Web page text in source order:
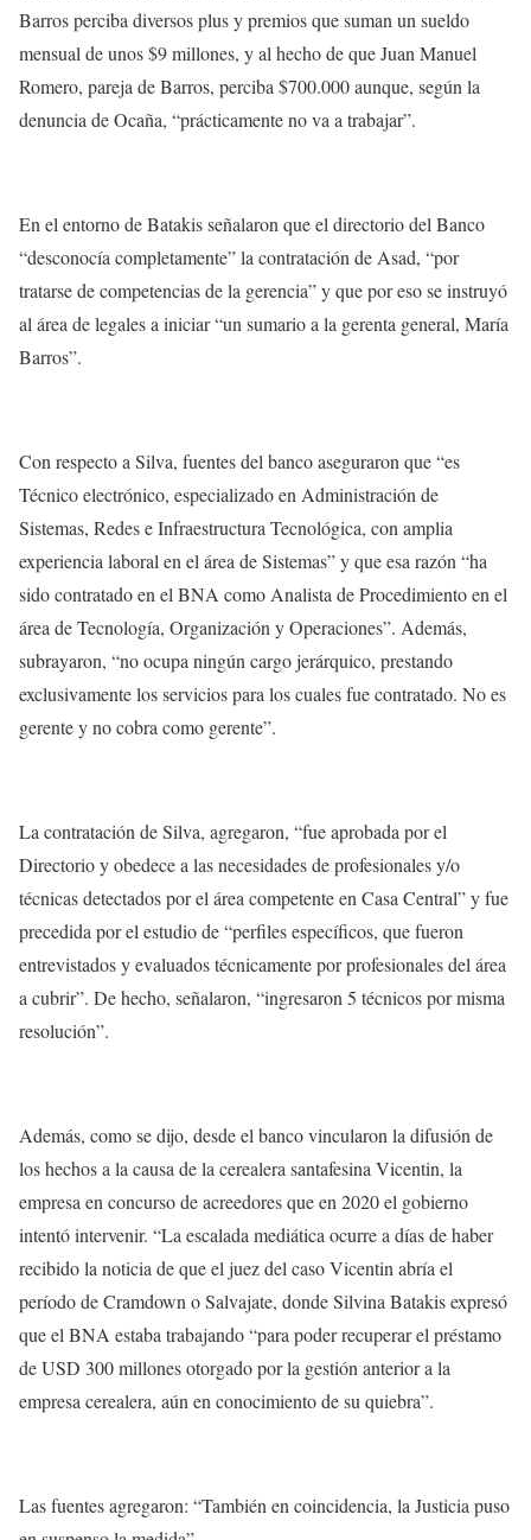
Barros perciba diversos plus y premios que suman un sueldo
mensual de unos $9 millones, y al hecho de que Juan Manuel
Romero, pareja de Barros, perciba $700.000 aunque, según la
denuncia de Ocaña, “prácticamente no va a trabajar”.
En el entorno de Batakis señalaron que el directorio del Banco
“desconocía completamente” la contratación de Asad, “por
tratarse de competencias de la gerencia” y que por eso se instruyó
al área de legales a iniciar “un sumario a la gerenta general, María
Barros”.
Con respecto a Silva, fuentes del banco aseguraron que “es
Técnico electrónico, especializado en Administración de
Sistemas, Redes e Infraestructura Tecnológica, con amplia
experiencia laboral en el área de Sistemas” y que esa razón “ha
sido contratado en el BNA como Analista de Procedimiento en el
área de Tecnología, Organización y Operaciones”. Además,
subrayaron, “no ocupa ningún cargo jerárquico, prestando
exclusivamente los servicios para los cuales fue contratado. No es
gerente y no cobra como gerente”.
La contratación de Silva, agregaron, “fue aprobada por el
Directorio y obedece a las necesidades de profesionales y/o
técnicas detectados por el área competente en Casa Central” y fue
precedida por el estudio de “perfiles específicos, que fueron
entrevistados y evaluados técnicamente por profesionales del área
a cubrir”. De hecho, señalaron, “ingresaron 5 técnicos por misma
resolución”.
Además, como se dijo, desde el banco vincularon la difusión de
los hechos a la causa de la cerealera santafesina Vicentin, la
empresa en concurso de acreedores que en 2020 el gobierno
intentó intervenir. “La escalada mediática ocurre a días de haber
recibido la noticia de que el juez del caso Vicentin abría el
período de Cramdown o Salvajate, donde Silvina Batakis expresó
que el BNA estaba trabajando “para poder recuperar el préstamo
de USD 300 millones otorgado por la gestión anterior a la
empresa cerealera, aún en conocimiento de su quiebra”.
Las fuentes agregaron: “También en coincidencia, la Justicia puso